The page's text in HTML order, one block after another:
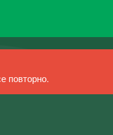
повторно.